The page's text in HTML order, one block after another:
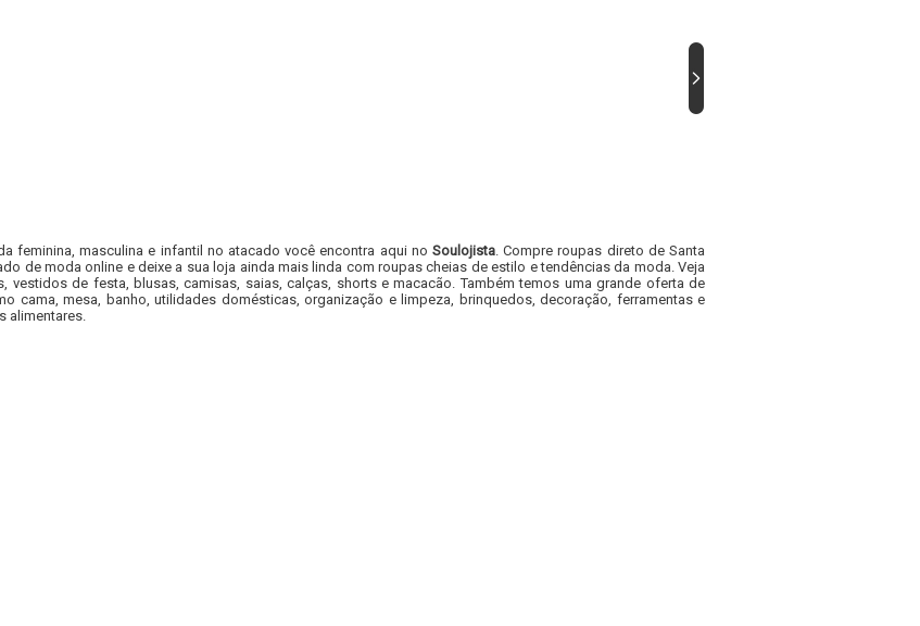
feminina, masculina e infantil no atacado você encontra aqui no Soulojista. Compre roupas direto de Santa
de moda online e deixe a sua loja ainda mais linda com roupas cheias de estilo e tendências da moda. Veja
vestidos de festa, blusas, camisas, saias, calças, shorts e macacão. Também temos uma grande oferta de
cama, mesa, banho, utilidades domésticas, organização e limpeza, brinquedos, decoração, ferramentas e
alimentares.